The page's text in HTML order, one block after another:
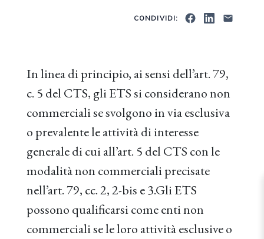
CONDIVIDI:
In linea di principio, ai sensi dell’art. 79,
c. 5 del CTS, gli ETS si considerano non
commerciali se svolgono in via esclusiva
o prevalente le attività di interesse
generale di cui all’art. 5 del CTS con le
modalità non commerciali precisate
nell’art. 79, cc. 2, 2-bis e 3.Gli ETS
possono qualificarsi come enti non
commerciali se le loro attività esclusive o